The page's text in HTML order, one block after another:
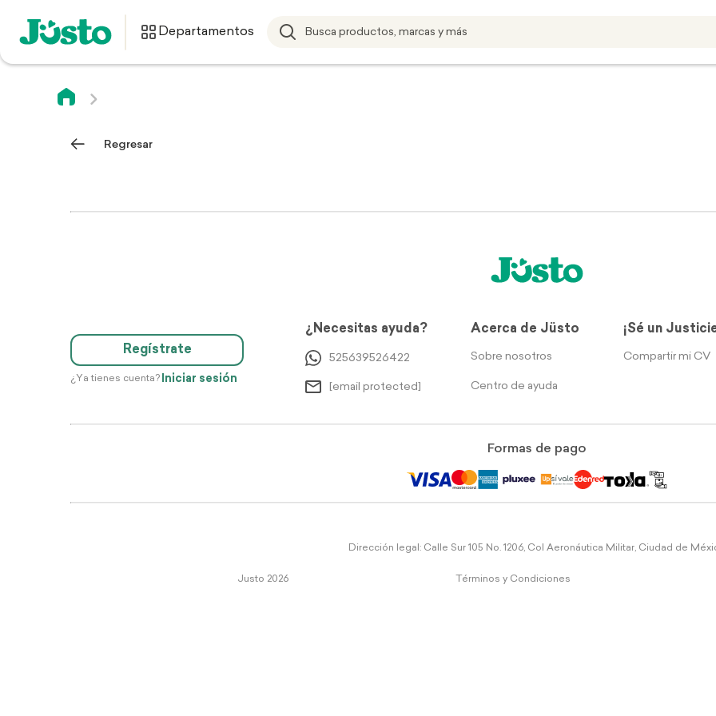
Departamentos
Regresar
Regístrate
¿Ya tienes cuenta? Iniciar sesión
¿Necesitas ayuda?
525639526422
[email protected]
Acerca de Jüsto
Sobre nosotros
Centro de ayuda
¡Sé un
Compartir mi CV
Formas de pago
Dirección legal: Calle Sur 105 No. 1206, Col Aeronáutica Militar, Ciudad de
Justo 2026 Términos y Condiciones